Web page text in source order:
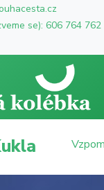
se): 606 764